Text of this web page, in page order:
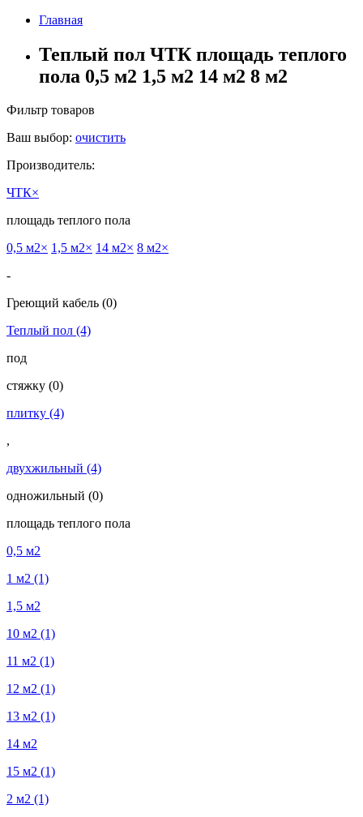
Главная
Теплый пол ЧТК площадь теплого
пола 0,5 м2 1,5 м2 14 м2 8 м2
Фильтр товаров
Ваш выбор: очистить
Производитель:
ЧТК×
площадь теплого пола
0,5 м2× 1,5 м2× 14 м2× 8 м2×
-
Греющий кабель (0)
Теплый пол (4)
под
cтяжку (0)
плитку (4)
,
двухжильный (4)
одножильный (0)
площадь теплого пола
0,5 м2
1 м2 (1)
1,5 м2
10 м2 (1)
11 м2 (1)
12 м2 (1)
13 м2 (1)
14 м2
15 м2 (1)
2 м2 (1)